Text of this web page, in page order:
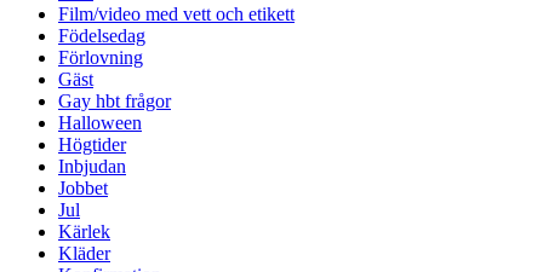
Film/video med vett och etikett
Födelsedag
Förlovning
Gäst
Gay hbt frågor
Halloween
Högtider
Inbjudan
Jobbet
Jul
Kärlek
Kläder